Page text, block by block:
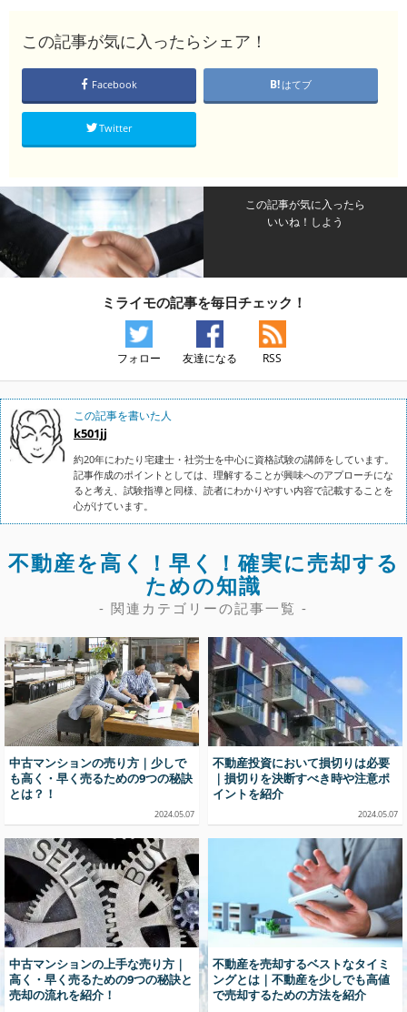
この記事が気に入ったらシェア！
Facebook はてブ
Twitter
この記事が気に入ったら
いいね！しよう
ミライモの記事を毎日チェック！
フォロー 友達になる RSS
この記事を書いた人
k501jj
約20年にわたり宅建士・社労士を中心に資格試験の講師をしています。
記事作成のポイントとしては、理解することが興味へのアプローチにな
ると考え、試験指導と同様、読者にわかりやすい内容で記載することを
心がけています。
不動産を高く！早く！確実に売却する
ための知識
- 関連カテゴリーの記事一覧 -
中古マンションの売り方｜少しで
も高く・早く売るための9つの秘訣
とは？！
2024.05.07
不動産投資において損切りは必要
｜損切りを決断すべき時や注意ポ
イントを紹介
2024.05.07
中古マンションの上手な売り方｜
高く・早く売るための9つの秘訣と
売却の流れを紹介！
不動産を売却するベストなタイミ
ングとは｜不動産を少しでも高値
で売却するための方法を紹介